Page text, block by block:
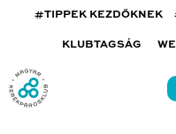
#TIPPEK KEZDŐKNEK
KLUBTAGSÁG